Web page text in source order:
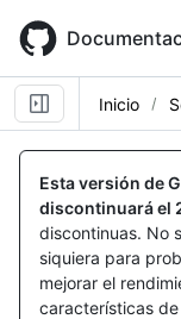
main
content
Inicio
Esta versión de
discontinuará el
discontinuas. No
siquiera para
mejorar el
características